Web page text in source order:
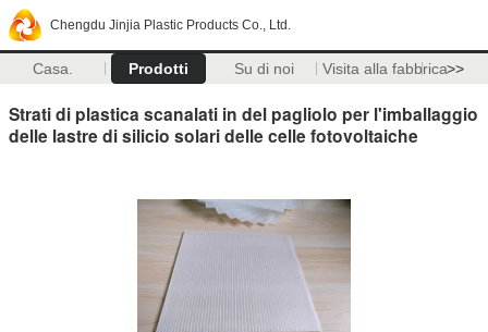
Chengdu Jinjia Plastic Products Co., Ltd.
Casa. Prodotti Su di noi Visita alla fabbrica>>
Strati di plastica scanalati in del pagliolo per l'imballaggio
delle lastre di silicio solari delle celle fotovoltaiche